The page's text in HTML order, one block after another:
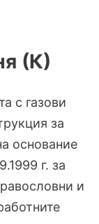
(К)
с газови
за
основание
г. за
и